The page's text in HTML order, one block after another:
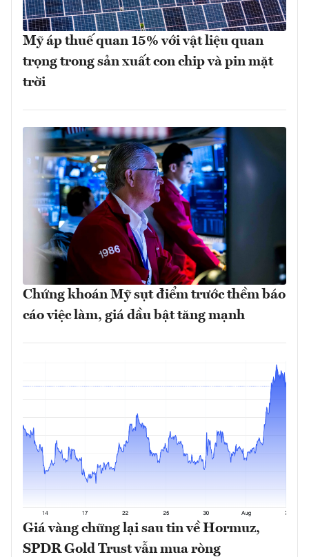
Mỹ áp thuế quan 15% với vật liệu quan
trọng trong sản xuất con chip và pin mặt
trời
Chứng khoán Mỹ sụt điểm trước thềm báo
cáo việc làm, giá dầu bật tăng mạnh
Giá vàng chững lại sau tin về Hormuz,
SPDR Gold Trust vẫn mua ròng